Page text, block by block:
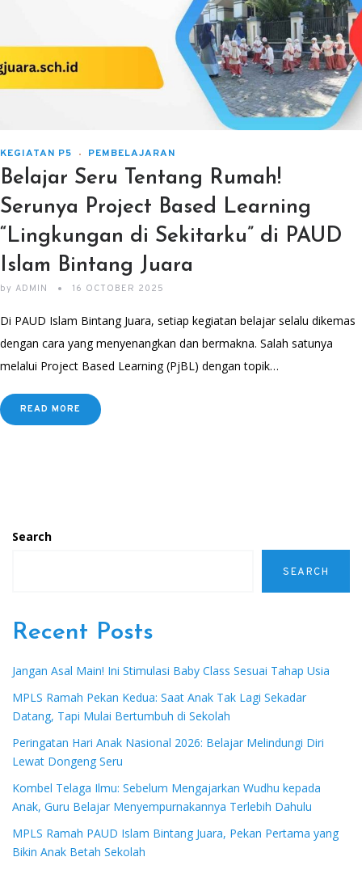
KEGIATAN P5 PEMBELAJARAN
Belajar Seru Tentang Rumah!
Serunya Project Based Learning
“Lingkungan di Sekitarku” di PAUD
Islam Bintang Juara
by ADMIN 16 OCTOBER 2025
Di PAUD Islam Bintang Juara, setiap kegiatan belajar selalu dikemas
dengan cara yang menyenangkan dan bermakna. Salah satunya
melalui Project Based Learning (PjBL) dengan topik…
READ MORE
Search
SEARCH
Recent Posts
Jangan Asal Main! Ini Stimulasi Baby Class Sesuai Tahap Usia
MPLS Ramah Pekan Kedua: Saat Anak Tak Lagi Sekadar
Datang, Tapi Mulai Bertumbuh di Sekolah
Peringatan Hari Anak Nasional 2026: Belajar Melindungi Diri
Lewat Dongeng Seru
Kombel Telaga Ilmu: Sebelum Mengajarkan Wudhu kepada
Anak, Guru Belajar Menyempurnakannya Terlebih Dahulu
MPLS Ramah PAUD Islam Bintang Juara, Pekan Pertama yang
Bikin Anak Betah Sekolah